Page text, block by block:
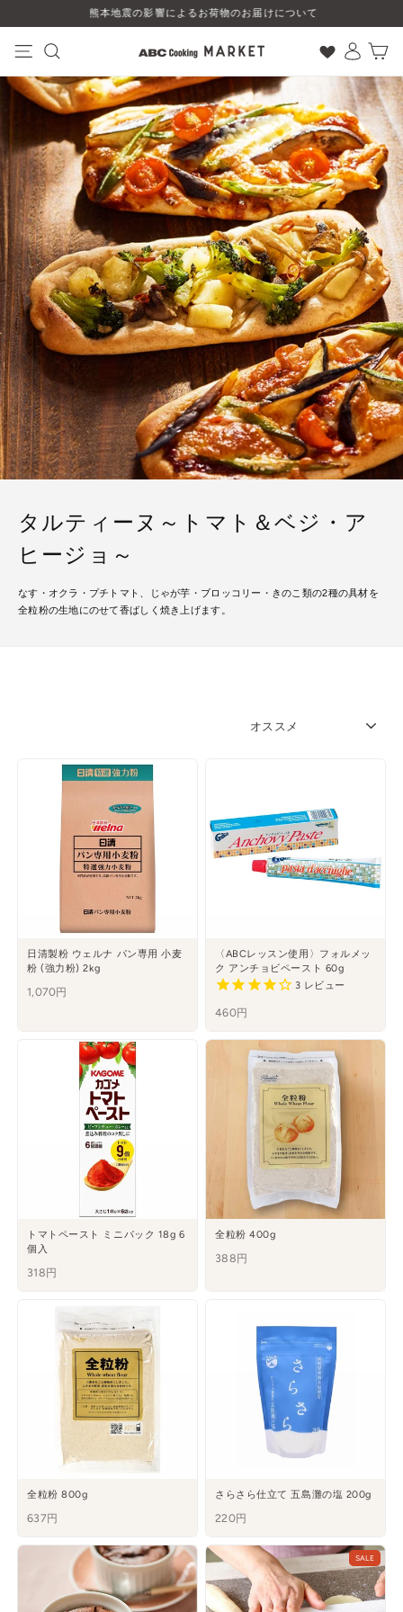
ン
ツ
プ
す
る
熊本地震の影響によるお荷物のお届けについて
タルティーヌ～トマト＆ベジ・ア
ヒージョ～
なす・オクラ・プチトマト、じゃが芋・ブロッコリー・きのこ類の2種の具材を
全粒粉の生地にのせて香ばしく焼き上げます。
日清製粉 ウェルナ パン専用 小麦
粉 (強力粉) 2kg
1,070円
〈ABCレッスン使用〉フォルメッ
ク アンチョビペースト 60g
3 レビュー
460円
トマトペースト ミニパック 18g 6
個入
318円
全粒粉 400g
388円
全粒粉 800g
637円
さらさら仕立て 五島灘の塩 200g
220円
SALE